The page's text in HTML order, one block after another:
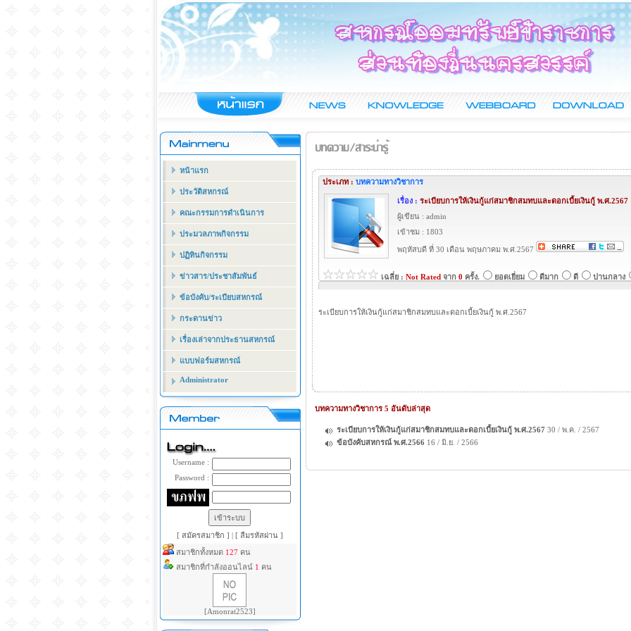
หน้าแรก
ประวัติสหกรณ์
คณะกรรมการดำเนินการ
ประมวลภาพกิจกรรม
ปฏิทินกิจกรรม
ข่าวสาร/ประชาสัมพันธ์
ข้อบังคับ/ระเบียบสหกรณ์
กระดานข่าว
เรื่องเล่าจากประธานสหกรณ์
แบบฟอร์มสหกรณ์
Administrator
Username :
Password :
[ สมัครสมาชิก ] | [ ลืมรหัสผ่าน ]
สมาชิกทั้งหมด 127 คน
สมาชิกที่กำลังออนไลน์ 1 คน
[Amonrat2523]
ประเภท : บทความทางวิชาการ
เรื่อง : ระเบียบการให้เงินกู้แก่สมาชิกสมทบและดอกเบี้ยเงินกู้ พ.ศ.2567
ผู้เขียน : admin
เข้าชม : 1803
พฤหัสบดี ที่ 30 เดือน พฤษภาคม พ.ศ.2567
เฉลี่ย : Not Ratedจาก0 ครั้ง. ยอดเยี่ยม ดีมาก ดี ปานกลาง
ระเบียบการให้เงินกู้แก่สมาชิกสมทบและดอกเบี้ยเงินกู้ พ.ศ.2567
บทความทางวิชาการ 5 อันดับล่าสุด
ระเบียบการให้เงินกู้แก่สมาชิกสมทบและดอกเบี้ยเงินกู้ พ.ศ.2567 30 / พ.ค. / 2567
ข้อบังคับสหกรณ์ พ.ศ.2566 16 / มิ.ย. / 2566